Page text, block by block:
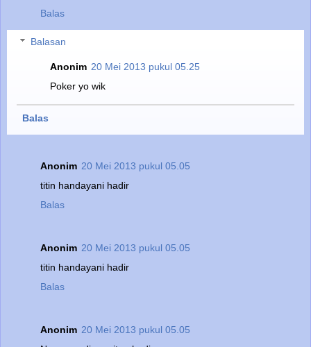
Balas
Balasan
Anonim 20 Mei 2013 pukul 05.25
Poker yo wik
Balas
Anonim 20 Mei 2013 pukul 05.05
titin handayani hadir
Balas
Anonim 20 Mei 2013 pukul 05.05
titin handayani hadir
Balas
Anonim 20 Mei 2013 pukul 05.05